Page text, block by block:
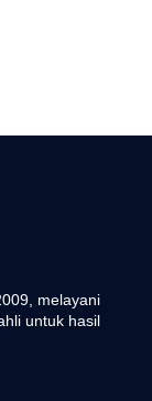
melayani
untuk hasil